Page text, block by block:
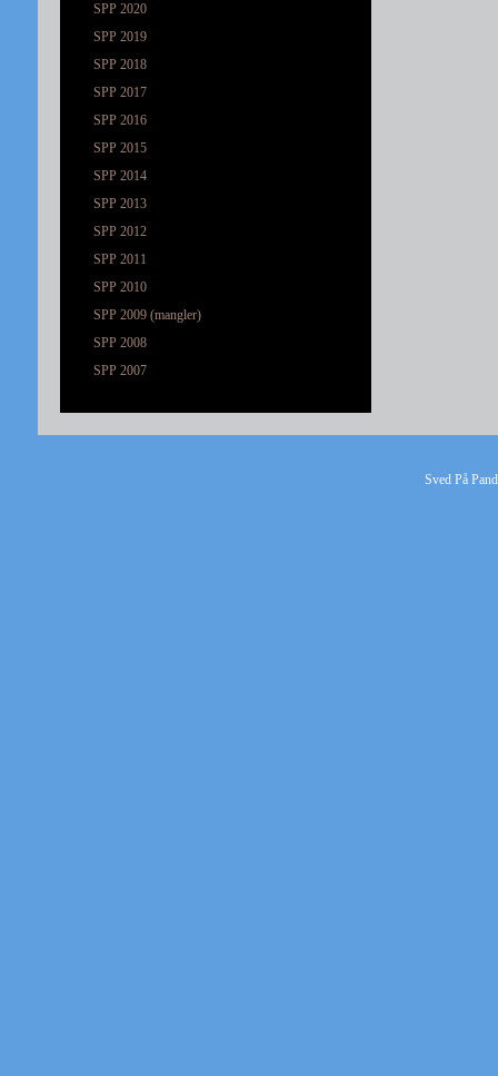
SPP 2020
SPP 2019
SPP 2018
SPP 2017
SPP 2016
SPP 2015
SPP 2014
SPP 2013
SPP 2012
SPP 2011
SPP 2010
SPP 2009 (mangler)
SPP 2008
SPP 2007
Sved På